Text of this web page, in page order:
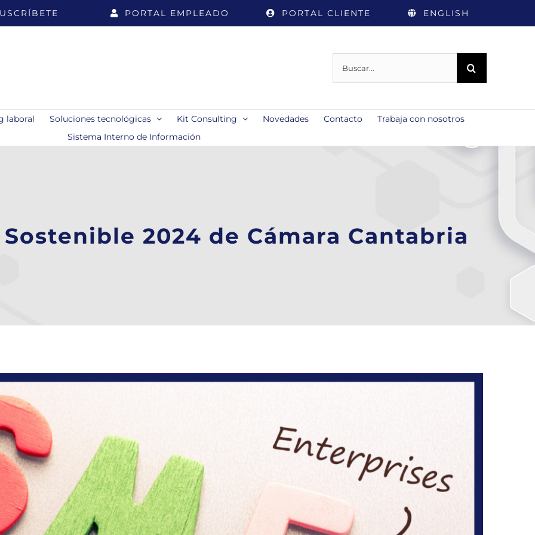
PORTAL EMPLEADO PORTAL CLIENTE ENGLISH
laboral Soluciones tecnológicas Kit Consulting Novedades Contacto
Trabaja con nosotros
Sistema Interno de Información
2024 de Cámara Cantabria